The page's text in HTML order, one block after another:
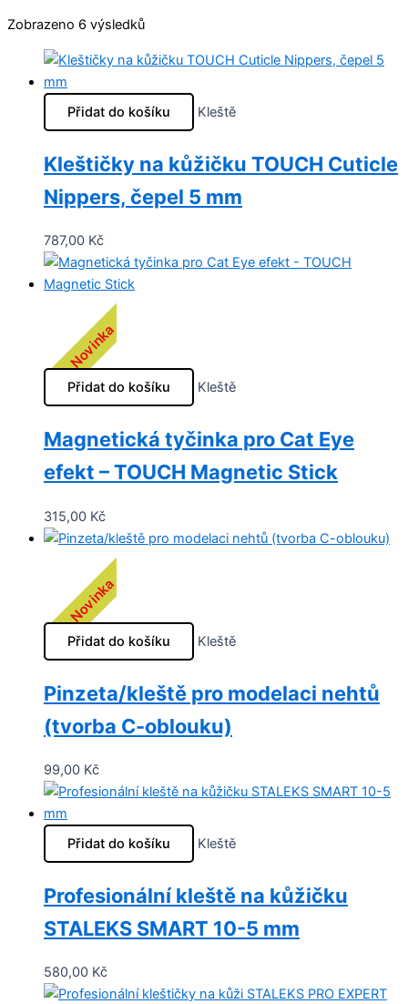
Zobrazeno 6 výsledků
Přidat do košíku Kleště
Kleštičky na kůžičku TOUCH Cuticle
Nippers, čepel 5 mm
787,00 Kč
Novinka
Přidat do košíku Kleště
Magnetická tyčinka pro Cat Eye
efekt – TOUCH Magnetic Stick
315,00 Kč
Novinka
Přidat do košíku Kleště
Pinzeta/kleště pro modelaci nehtů
(tvorba C-oblouku)
99,00 Kč
Přidat do košíku Kleště
Profesionální kleště na kůžičku
STALEKS SMART 10-5 mm
580,00 Kč